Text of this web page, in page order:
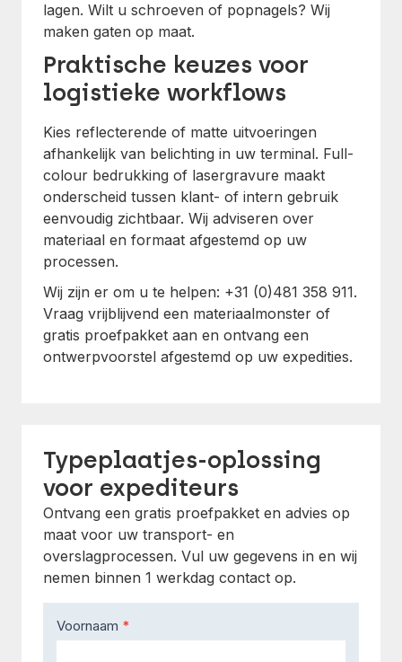
lagen. Wilt u schroeven of popnagels? Wij
maken gaten op maat.
Praktische keuzes voor
logistieke workflows
Kies reflecterende of matte uitvoeringen
afhankelijk van belichting in uw terminal. Full-
colour bedrukking of lasergravure maakt
onderscheid tussen klant- of intern gebruik
eenvoudig zichtbaar. Wij adviseren over
materiaal en formaat afgestemd op uw
processen.
Wij zijn er om u te helpen: +31 (0)481 358 911.
Vraag vrijblijvend een materiaalmonster of
gratis proefpakket aan en ontvang een
ontwerpvoorstel afgestemd op uw expedities.
Typeplaatjes-oplossing
voor expediteurs
Ontvang een gratis proefpakket en advies op
maat voor uw transport- en
overslagprocessen. Vul uw gegevens in en wij
nemen binnen 1 werkdag contact op.
Contact
Us
Voornaam *